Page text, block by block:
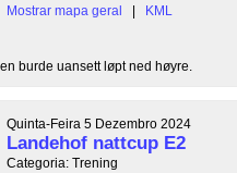
Mostrar mapa geral
| KML
burde uansett løpt ned høyre.
Quinta-Feira 5 Dezembro 2024
Landehof nattcup E2
Categoria: Trening